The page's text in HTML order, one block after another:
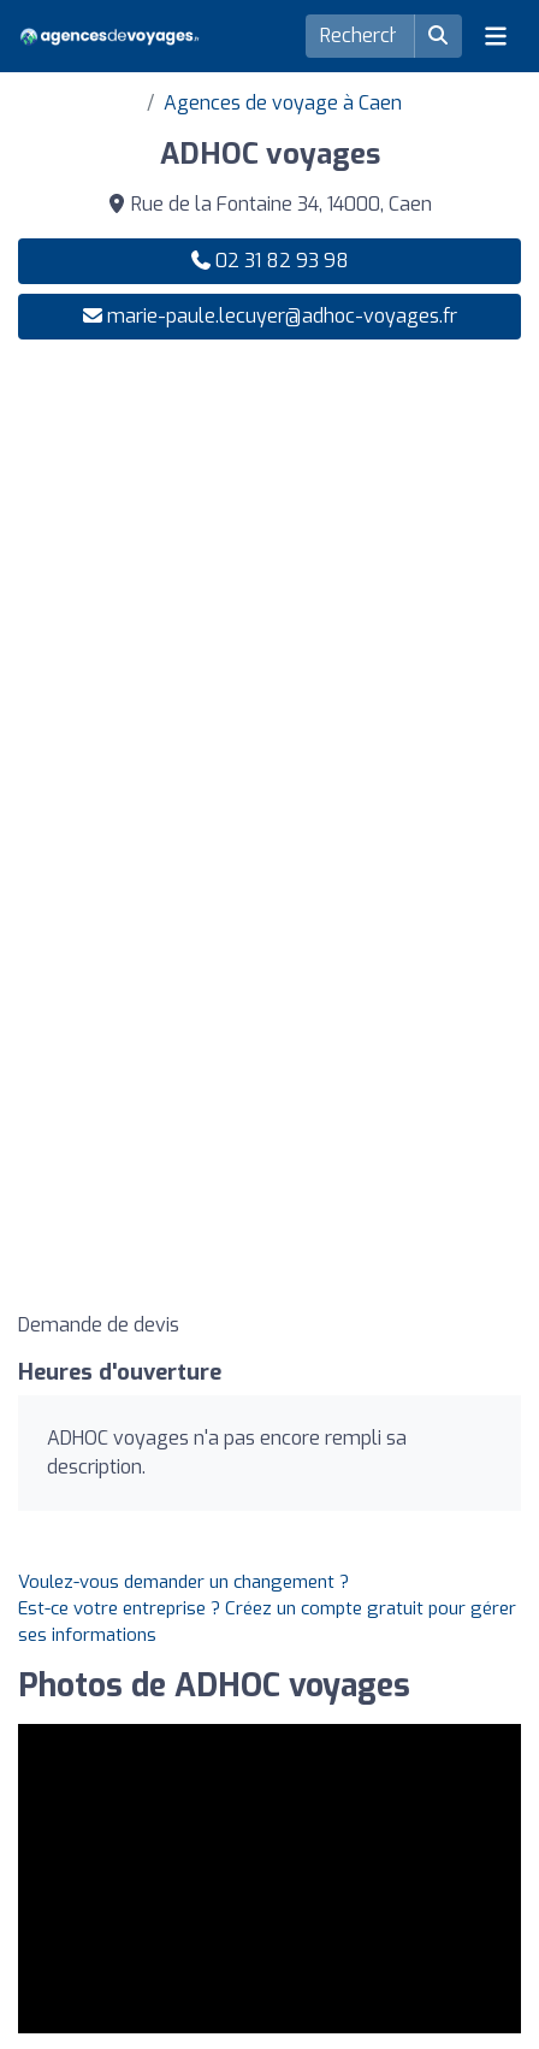
Agences de voyage à Caen
ADHOC voyages
Rue de la Fontaine 34, 14000, Caen
02 31 82 93 98
marie-paule.lecuyer@adhoc-voyages.fr
Demande de devis
Heures d'ouverture
ADHOC voyages n'a pas encore rempli sa
description.
Voulez-vous demander un changement ?
Est-ce votre entreprise ? Créez un compte gratuit pour gérer
ses informations
Photos de ADHOC voyages